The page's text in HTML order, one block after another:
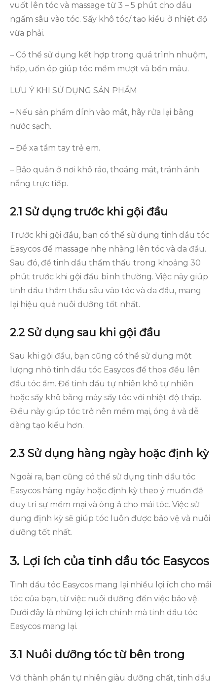
vuốt lên tóc và massage từ 3 – 5 phút cho dầu
ngấm sâu vào tóc. Sấy khô tóc/ tạo kiểu ở nhiệt độ
vừa phải.
– Có thể sử dụng kết hợp trong quá trình nhuộm,
hấp, uốn ép giúp tóc mềm mượt và bền màu.
LƯU Ý KHI SỬ DỤNG SẢN PHẨM
– Nếu sản phẩm dính vào mắt, hãy rửa lại bằng
nước sạch.
– Để xa tầm tay trẻ em.
– Bảo quản ở nơi khô ráo, thoáng mát, tránh ánh
nắng trực tiếp.
2.1 Sử dụng trước khi gội đầu
Trước khi gội đầu, bạn có thể sử dụng tinh dầu tóc
Easycos để massage nhẹ nhàng lên tóc và da đầu.
Sau đó, để tinh dầu thẩm thấu trong khoảng 30
phút trước khi gội đầu bình thường. Việc này giúp
tinh dầu thẩm thấu sâu vào tóc và da đầu, mang
lại hiệu quả nuôi dưỡng tốt nhất.
2.2 Sử dụng sau khi gội đầu
Sau khi gội đầu, bạn cũng có thể sử dụng một
lượng nhỏ tinh dầu tóc Easycos để thoa đều lên
đầu tóc ẩm. Để tinh dầu tự nhiên khô tự nhiên
hoặc sấy khô bằng máy sấy tóc với nhiệt độ thấp.
Điều này giúp tóc trở nên mềm mại, óng ả và dễ
dàng tạo kiểu hơn.
2.3 Sử dụng hàng ngày hoặc định kỳ
Ngoài ra, bạn cũng có thể sử dụng tinh dầu tóc
Easycos hàng ngày hoặc định kỳ theo ý muốn để
duy trì sự mềm mại và óng ả cho mái tóc. Việc sử
dụng định kỳ sẽ giúp tóc luôn được bảo vệ và nuôi
dưỡng tốt nhất.
3. Lợi ích của tinh dầu tóc Easycos
Tinh dầu tóc Easycos mang lại nhiều lợi ích cho mái
tóc của bạn, từ việc nuôi dưỡng đến việc bảo vệ.
Dưới đây là những lợi ích chính mà tinh dầu tóc
Easycos mang lại.
3.1 Nuôi dưỡng tóc từ bên trong
Với thành phần tự nhiên giàu dưỡng chất, tinh dầu